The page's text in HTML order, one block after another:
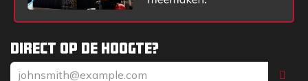
Direct op de hoogte?